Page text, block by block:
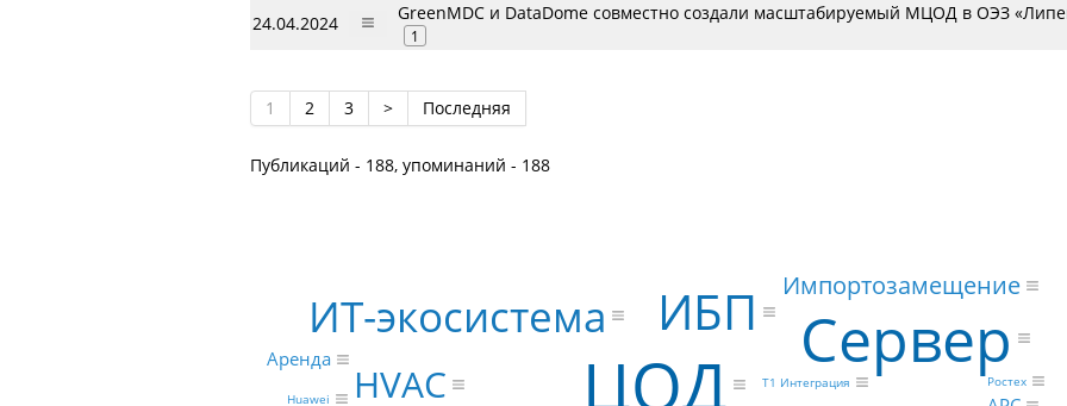
24.04.2024 GreenMDC и DataDome совместно создали масштабируемый МЦОД в ОЭЗ
1
1 2 3 > Последняя
Публикаций - 188, упоминаний - 188
ЦОД
Сервер
ИБП
ИТ-экосистема
HVAC
Импортозамещение
Аренда
Т1 Интеграция Ростех
Huawei